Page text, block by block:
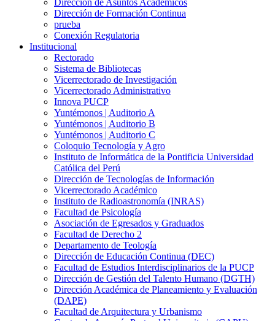
Dirección de Asuntos Académicos
Dirección de Formación Continua
prueba
Conexión Regulatoria
Institucional
Rectorado
Sistema de Bibliotecas
Vicerrectorado de Investigación
Vicerrectorado Administrativo
Innova PUCP
Yuntémonos | Auditorio A
Yuntémonos | Auditorio B
Yuntémonos | Auditorio C
Coloquio Tecnología y Agro
Instituto de Informática de la Pontificia Universidad
Católica del Perú
Dirección de Tecnologías de Información
Vicerrectorado Académico
Instituto de Radioastronomía (INRAS)
Facultad de Psicología
Asociación de Egresados y Graduados
Facultad de Derecho 2
Departamento de Teología
Dirección de Educación Continua (DEC)
Facultad de Estudios Interdisciplinarios de la PUCP
Dirección de Gestión del Talento Humano (DGTH)
Dirección Académica de Planeamiento y Evaluación
(DAPE)
Facultad de Arquitectura y Urbanismo